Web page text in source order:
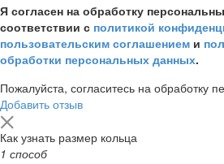
Я согласен на обработку
соответствии с политикой
пользовательским соглашением и
обработки персональных данных.
Пожалуйста, согласитесь на обработку
Добавить отзыв
Как узнать размер кольца
1 способ